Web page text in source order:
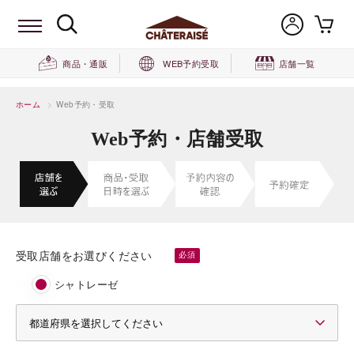
商品・通販 WEB予約受取 店舗一覧
ホーム > Web予約・受取
Web予約・店舗受取
受取店舗をお選びください
シャトレーゼ